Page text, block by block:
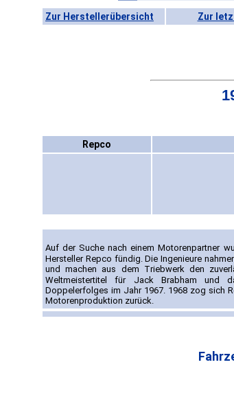
Zur Herstellerübersicht Zur
Repco
Auf der Suche nach einem Motorenpartner
Hersteller Repco fündig. Die Ingenieure
und machen aus dem Triebwerk den
Weltmeistertitel für Jack Brabham und
Doppelerfolges im Jahr 1967. 1968 zog sich
Motorenproduktion zurück.